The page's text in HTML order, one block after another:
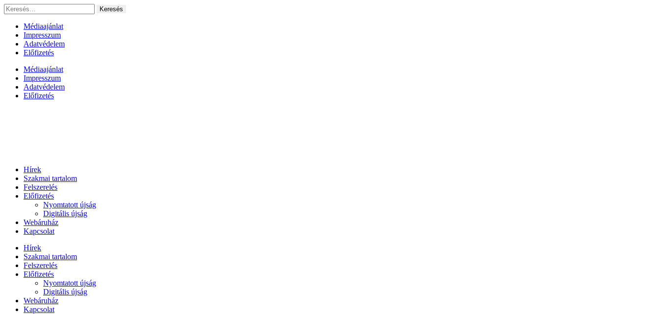
Ugrás
a
tartalomhoz
Keresés:
Médiaajánlat
Impresszum
Adatvédelem
Előfizetés
Médiaajánlat
Impresszum
Adatvédelem
Előfizetés
Hírek
Szakmai tartalom
Felszerelés
Előfizetés
Nyomtatott újság
Digitális újság
Webáruház
Kapcsolat
Hírek
Szakmai tartalom
Felszerelés
Előfizetés
Nyomtatott újság
Digitális újság
Webáruház
Kapcsolat